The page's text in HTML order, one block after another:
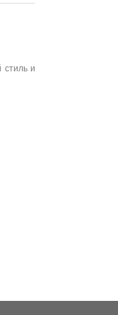
стиль и